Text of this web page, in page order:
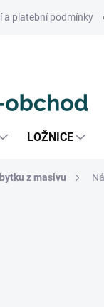
a platební podmínky
LOŽNICE
z masivu